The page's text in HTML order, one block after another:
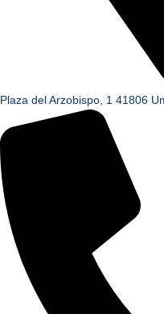
Plaza del Arzobispo, 1 41806